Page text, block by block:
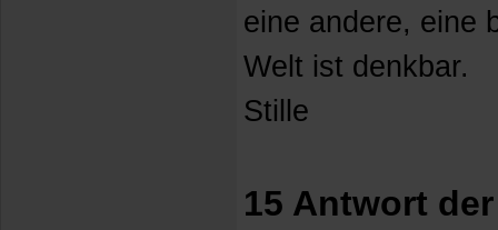
eine andere, eine
Welt ist denkbar.
Stille
15 Antwort